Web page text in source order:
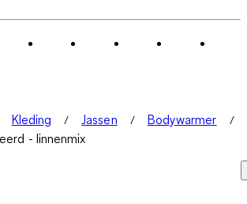
Kleding Jassen Bodywarmer
- linnenmix